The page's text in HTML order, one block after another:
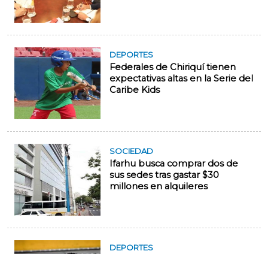
DEPORTES
Federales de Chiriquí tienen
expectativas altas en la Serie del
Caribe Kids
SOCIEDAD
Ifarhu busca comprar dos de
sus sedes tras gastar $30
millones en alquileres
DEPORTES